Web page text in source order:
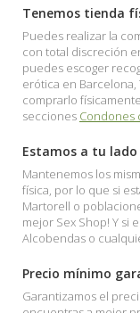
Tenemos tienda
Puedes realizar la
con total discreción
puedes escoger
erótica en
comprarlo
secciones Condones
Estamos a tu lado
Mantenemos los
física, por lo que si
Martorell o
mejor Sex Shop! Y si
Alcobendas o
Precio mínimo
Garantizamos el